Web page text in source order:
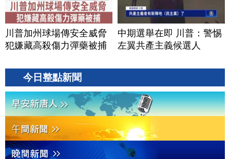
川普加州球場傳安全威脅
犯嫌藏高殺傷力彈藥被捕
中期選舉在即 川普：警惕
左翼共產主義候選人
今日整點新聞